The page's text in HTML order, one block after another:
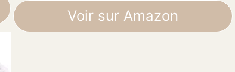
Voir sur Amazon